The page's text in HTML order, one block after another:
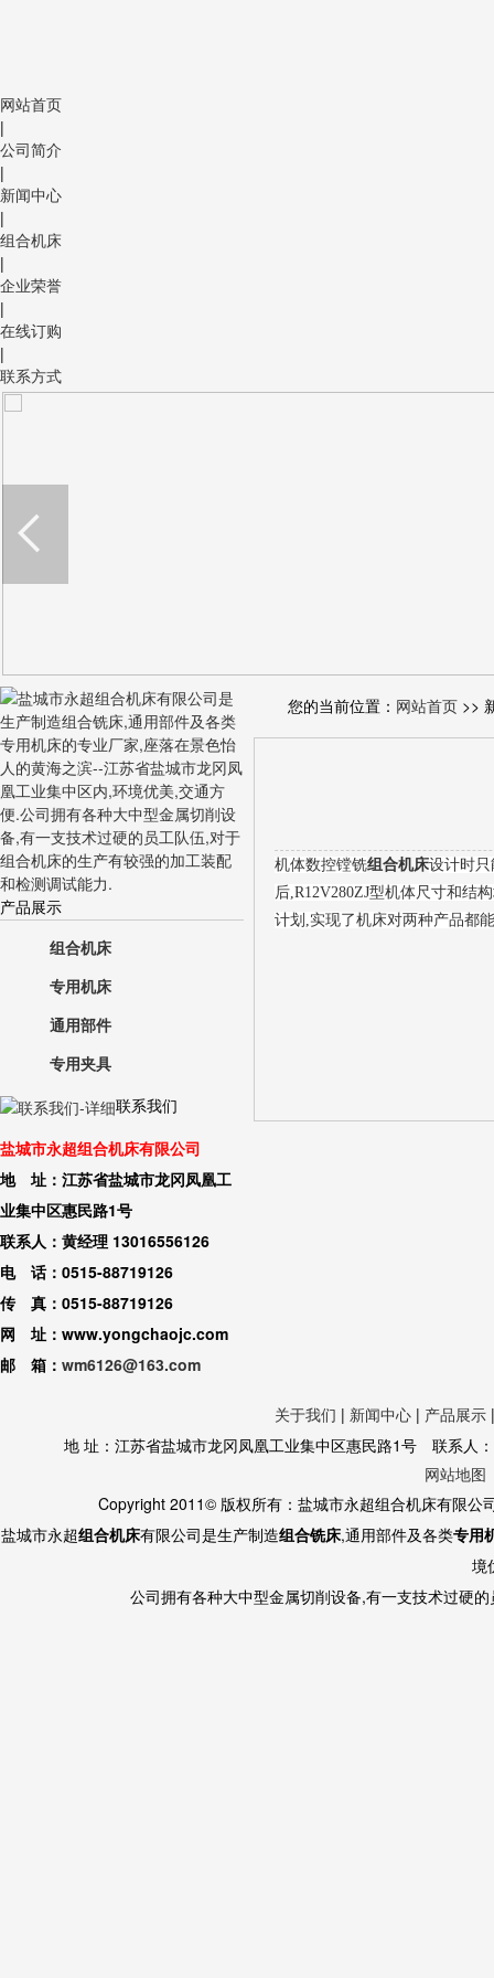
网站首页
|
公司简介
|
新闻中心
|
组合机床
|
企业荣誉
|
在线订购
|
联系方式
产品展示
组合机床
专用机床
通用部件
专用夹具
联系我们
盐城市永超组合机床有限公司
地 址：江苏省盐城市龙冈凤凰工
业集中区惠民路1号
联系人：黄经理 13016556126
电 话：0515-88719126
传 真：0515-88719126
网 址：www.yongchaojc.com
邮 箱： wm6126@163.com
您的当前位置： 网站首页 >>
机体数控镗铣组合机床设计时只
后,R12V280ZJ型机体尺寸和结
计划,实现了机床对两种产品都
关于我们 | 新闻中心 | 产品展示
地 址：江苏省盐城市龙冈凤凰工业集中区惠民路1号 联系
网站地图
Copyright 2011© 版权所有：盐城市永超组合机床有限
盐城市永超组合机床有限公司是生产制造组合铣床,通用部件及各类专用
境
公司拥有各种大中型金属切削设备,有一支技术过硬